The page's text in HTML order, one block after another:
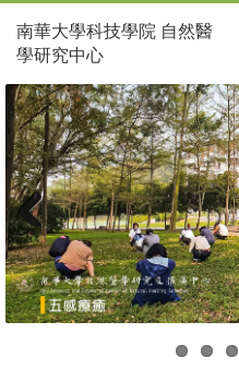
南華大學科技學院 自然醫
學研究中心
Previous